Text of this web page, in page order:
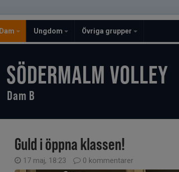
Dam Ungdom Övriga grupper
SÖDERMALM VOLLEY
Dam B
Guld i öppna klassen!
17 maj, 18:23 0 kommentarer